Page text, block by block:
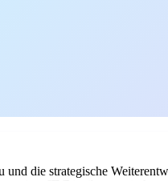
und die strategische